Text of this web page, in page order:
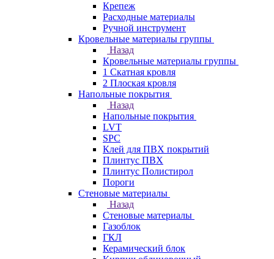
Крепеж
Расходные материалы
Ручной инструмент
Кровельные материалы группы
Назад
Кровельные материалы группы
1 Скатная кровля
2 Плоская кровля
Напольные покрытия
Назад
Напольные покрытия
LVT
SPC
Клей для ПВХ покрытий
Плинтус ПВХ
Плинтус Полистирол
Пороги
Стеновые материалы
Назад
Стеновые материалы
Газоблок
ГКЛ
Керамический блок